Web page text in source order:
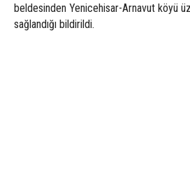
beldesinden Yenicehisar-Arnavut köyü
sağlandığı bildirildi.